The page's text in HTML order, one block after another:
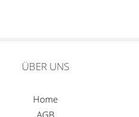
ÜBER UNS
Home